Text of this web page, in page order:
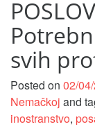
svih
Posted on 02/
Nemačkoj and
inostranstvo,